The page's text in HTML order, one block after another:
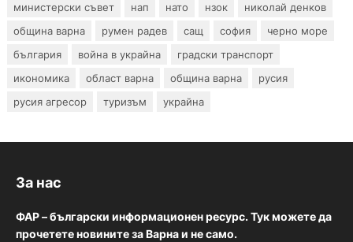
министерски съвет
нап нато нзок
николай денков
община варна
румен радев сащ софия
черно море
българия
война в украйна
градски транспорт
икономика
област варна община варна
русия
русия агресор
туризъм украйна
За нас
ФАР – български информационен ресурс. Тук можете да
прочетете новините за Варна и не само.